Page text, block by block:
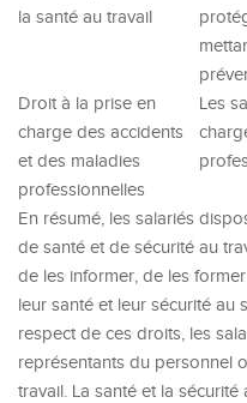
la santé au travail
Droit à la prise en
charge des accidents
et des maladies
professionnelles
Les
En résumé, les salariés
de santé et de sécurité au
de les informer, de les
leur santé et leur sécurité au
respect de ces droits, les
représentants du personnel
travail. La santé et la